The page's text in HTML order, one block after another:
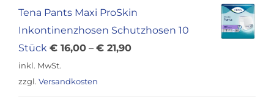
Tena Pants Maxi ProSkin
Inkontinenzhosen Schutzhosen 10
Stück € 16,00 – € 21,90
inkl. MwSt.
zzgl. Versandkosten